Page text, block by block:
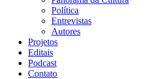
Política
Entrevistas
Autores
Projetos
Editais
Podcast
Contato